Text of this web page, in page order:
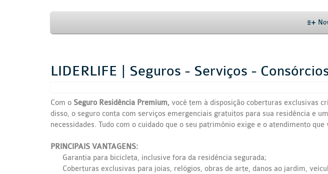
LIDERLIFE | Seguros - Serviços -
Com o Seguro Residência Premium, você tem à disposição coberturas exclusivas
disso, o seguro conta com serviços emergenciais gratuitos para sua residência e
necessidades. Tudo com o cuidado que o seu patrimônio exige e o atendimento que
PRINCIPAIS VANTAGENS:
Garantia para bicicleta, inclusive fora da residência segurada;
Coberturas exclusivas para joias, relógios, obras de arte, danos ao jardim,